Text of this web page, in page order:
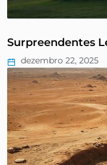
Surpreendentes
dezembro 22, 2025